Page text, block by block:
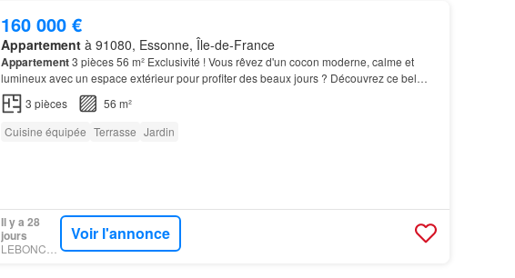
160 000 €
Appartementà 91080, Essonne, Île-de-France
Appartement3 pièces 56 m² Exclusivité ! Vous rêvez d'un cocon moderne, calme et
lumineux avec un espace extérieur pour profiter des beaux jours ? Découvrez ce bel
appartement de 3 pièces de 56,18 m² situé au rez-de-jardin d'…
3 pièces
56 m²
Cuisine équipée Terrasse Jardin
Il y a 28
jours
Voir l'annonce